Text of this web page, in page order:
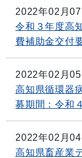
2022年02月07
令和３年度高
費補助金交付
2022年02月05
高知県循環器
募期間：令和
2022年02月04
高知県畜産業